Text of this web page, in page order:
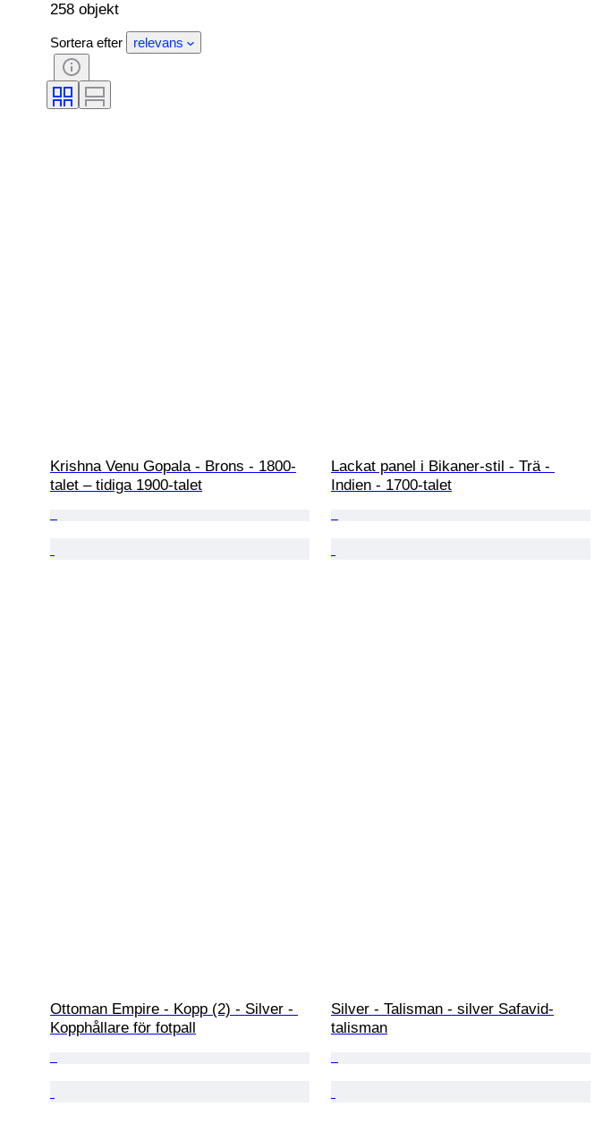
258 objekt
Sortera efter relevans
Krishna Venu Gopala - Brons - 1800-
talet – tidiga 1900-talet
Lackat panel i Bikaner-stil - Trä -
Indien - 1700-talet
Ottoman Empire - Kopp (2) - Silver -
Kopphållare för fotpall
Silver - Talisman - silver Safavid-
talisman